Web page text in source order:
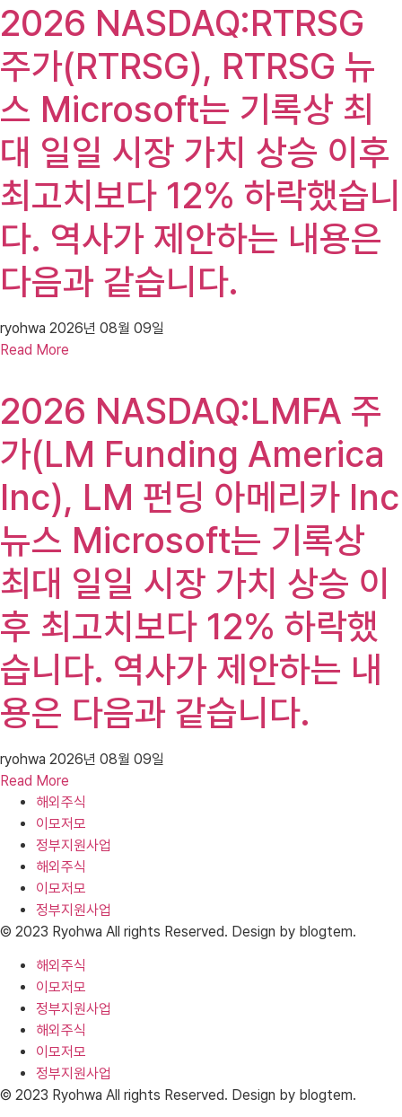
2026 NASDAQ:RTRSG
주가(RTRSG), RTRSG 뉴
스 Microsoft는 기록상 최
대 일일 시장 가치 상승 이후
최고치보다 12% 하락했습니
다. 역사가 제안하는 내용은
다음과 같습니다.
ryohwa 2026년 08월 09일
Read More
2026 NASDAQ:LMFA 주
가(LM Funding America
Inc), LM 펀딩 아메리카 Inc
뉴스 Microsoft는 기록상
최대 일일 시장 가치 상승 이
후 최고치보다 12% 하락했
습니다. 역사가 제안하는 내
용은 다음과 같습니다.
ryohwa 2026년 08월 09일
Read More
해외주식
이모저모
정부지원사업
해외주식
이모저모
정부지원사업
© 2023 Ryohwa All rights Reserved. Design by blogtem.
해외주식
이모저모
정부지원사업
해외주식
이모저모
정부지원사업
© 2023 Ryohwa All rights Reserved. Design by blogtem.